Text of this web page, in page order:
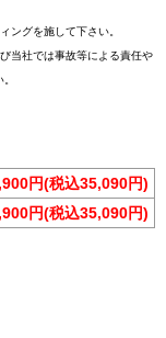
ングを施して下さい。
当社では事故等による責任や
円(税込35,090円)
円(税込35,090円)